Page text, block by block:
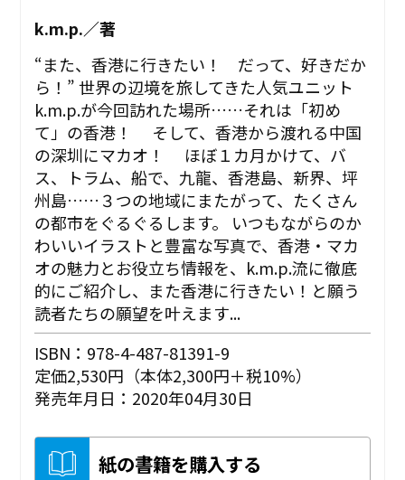
k.m.p.／著
“また、香港に行きたい！ だって、好きだか
ら！” 世界の辺境を旅してきた人気ユニット
k.m.p.が今回訪れた場所……それは「初め
て」の香港！ そして、香港から渡れる中国
の深圳にマカオ！ ほぼ１カ月かけて、バ
ス、トラム、船で、九龍、香港島、新界、坪
州島……３つの地域にまたがって、たくさん
の都市をぐるぐるします。 いつもながらのか
わいいイラストと豊富な写真で、香港・マカ
オの魅力とお役立ち情報を、k.m.p.流に徹底
的にご紹介し、また香港に行きたい！と願う
読者たちの願望を叶えます...
ISBN：978-4-487-81391-9
定価2,530円（本体2,300円＋税10%）
発売年月日：2020年04月30日
紙の書籍を購入する